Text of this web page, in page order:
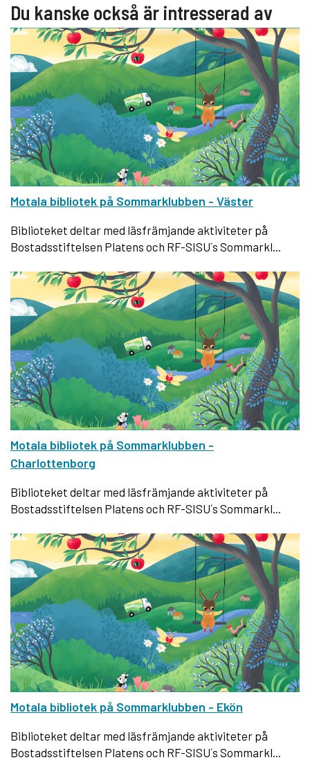
Du kanske också är intresserad av
Motala bibliotek på Sommarklubben - Väster
Biblioteket deltar med läsfrämjande aktiviteter på
Bostadsstiftelsen Platens och RF-SISU´s Sommarkl...
Motala bibliotek på Sommarklubben -
Charlottenborg
Biblioteket deltar med läsfrämjande aktiviteter på
Bostadsstiftelsen Platens och RF-SISU´s Sommarkl...
Motala bibliotek på Sommarklubben - Ekön
Biblioteket deltar med läsfrämjande aktiviteter på
Bostadsstiftelsen Platens och RF-SISU´s Sommarkl...